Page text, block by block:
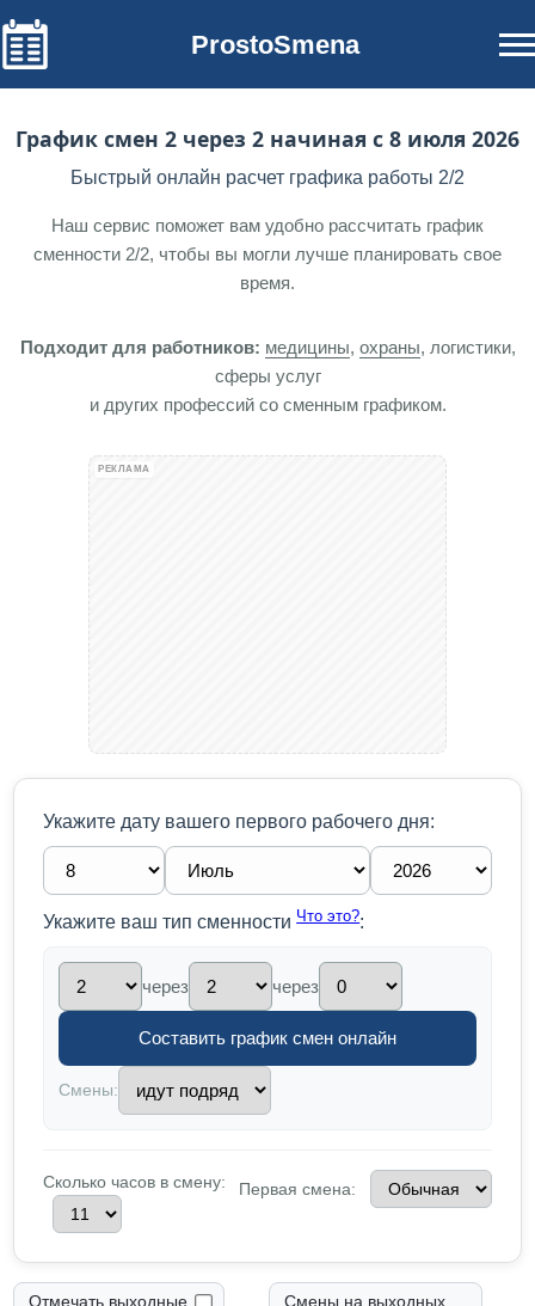
ProstoSmena
График смен 2 через 2 начиная с 8 июля 2026
Быстрый онлайн расчет графика работы 2/2
Наш сервис поможет вам удобно рассчитать график
сменности 2/2, чтобы вы могли лучше планировать свое
время.
Подходит для работников: медицины, охраны, логистики,
сферы услуг
и других профессий со сменным графиком.
РЕКЛАМА
Укажите дату вашего первого рабочего дня:
Укажите ваш тип сменностиЧто это?:
через через
Смены:
Сколько часов в смену: Первая смена:
Отмечать выходные Смены на выходных